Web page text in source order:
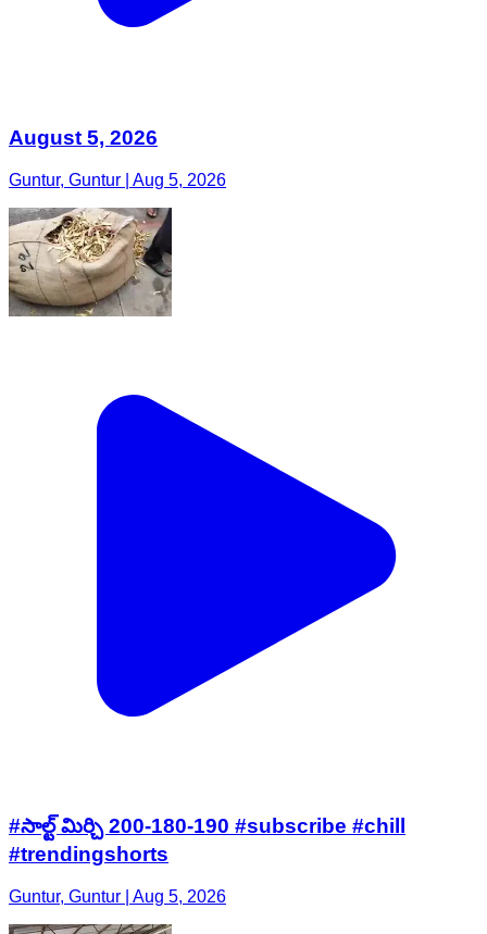
August 5, 2026
Guntur, Guntur | Aug 5, 2026
#సాల్ట్ మిర్చి 200-180-190 #subscribe #chill
#trendingshorts
Guntur, Guntur | Aug 5, 2026